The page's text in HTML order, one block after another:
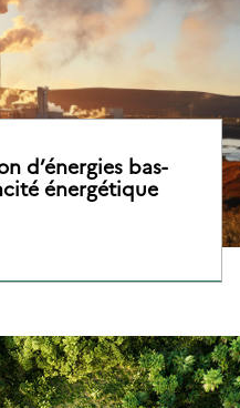
d’énergies bas-
énergétique